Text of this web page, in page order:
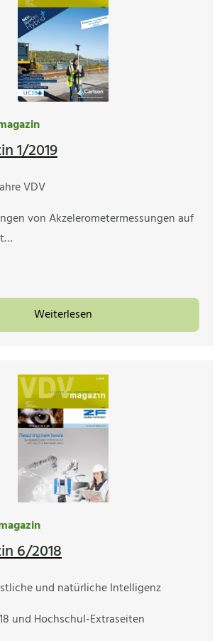
1/2019
VDV
von Akzelerometermessungen auf
Weiterlesen
6/2018
und natürliche Intelligenz
und Hochschul-Extraseiten